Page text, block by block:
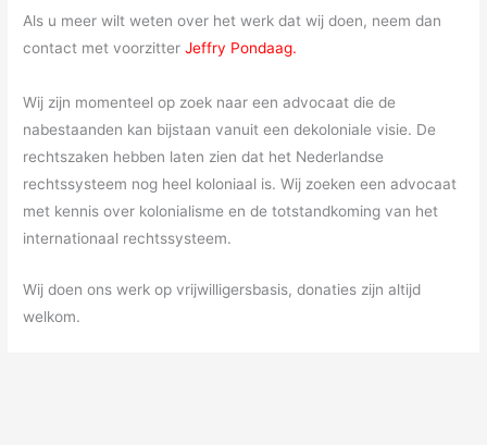
Als u meer wilt weten over het werk dat wij doen, neem dan
contact met voorzitterJeffry Pondaag.
Wij zijn momenteel op zoek naar een advocaat die de
nabestaanden kan bijstaan vanuit een dekoloniale visie. De
rechtszaken hebben laten zien dat het Nederlandse
rechtssysteem nog heel koloniaal is. Wij zoeken een advocaat
met kennis over kolonialisme en de totstandkoming van het
internationaal rechtssysteem.
Wij doen ons werk op vrijwilligersbasis, donaties zijn altijd
welkom.